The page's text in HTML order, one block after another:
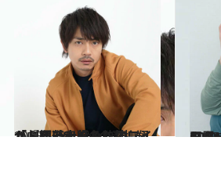
2015.5.29
「劇団EXILE」の青柳翔が『極道大戦争』でワイルドな若衆役を熱演
カルチャー CREA厳選！ イケメン青田買い【まとめ】 ひんやりクールな“いい男” ベスト10
カル